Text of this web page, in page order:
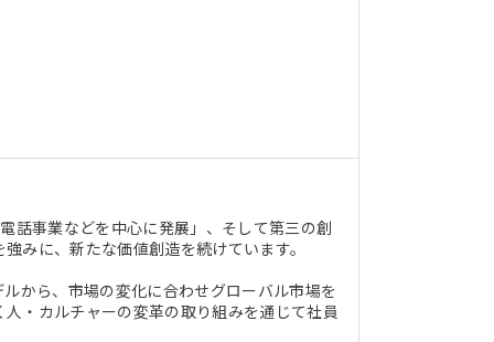
話事業などを中心に発展」、そして第三の創
みに、新たな価値創造を続けています。
から、市場の変化に合わせグローバル市場を
・カルチャーの変革の取り組みを通じて社員